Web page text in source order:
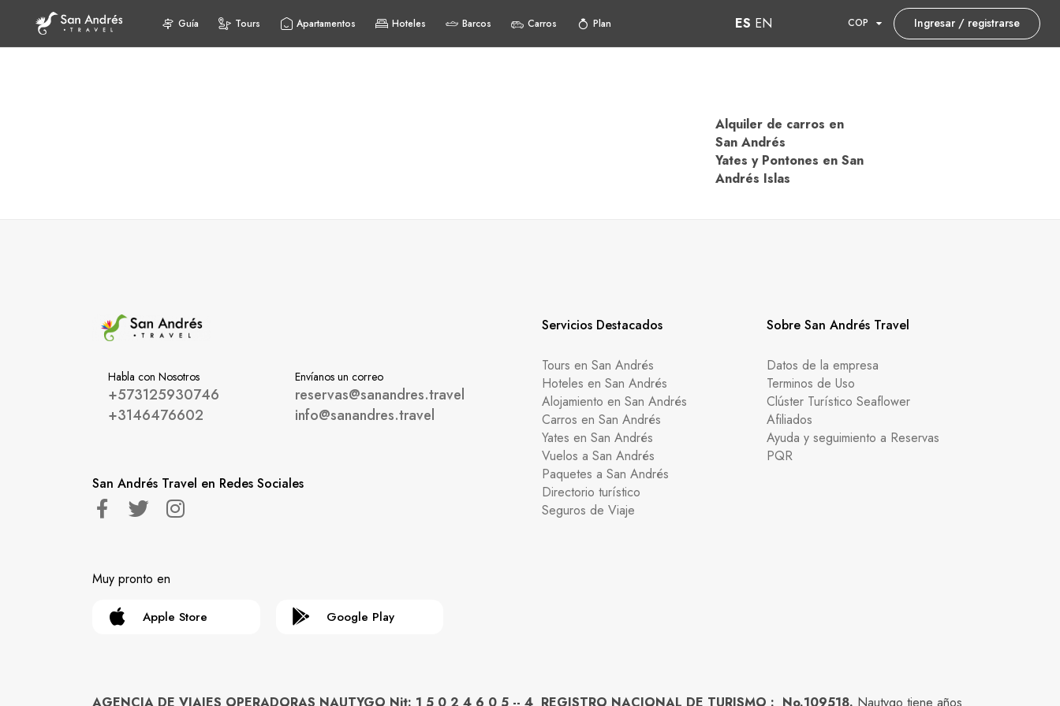
Guía Tours Apartamentos Hoteles Barcos Carros Plan ES EN COP Ingresar / registrarse
Alquiler de carros en
San Andrés
Yates y Pontones en San
Andrés Islas
Habla con Nosotros
+573125930746
+3146476602
Envíanos un correo
reservas@sanandres.travel
info@sanandres.travel
San Andrés Travel en Redes Sociales
Muy pronto en
Apple Store Google Play
Servicios Destacados
Tours en San Andrés
Hoteles en San Andrés
Alojamiento en San Andrés
Carros en San Andrés
Yates en San Andrés
Vuelos a San Andrés
Paquetes a San Andrés
Directorio turístico
Seguros de Viaje
Sobre San Andrés Travel
Datos de la empresa
Terminos de Uso
Clúster Turístico Seaflower
Afiliados
Ayuda y seguimiento a Reservas
PQR